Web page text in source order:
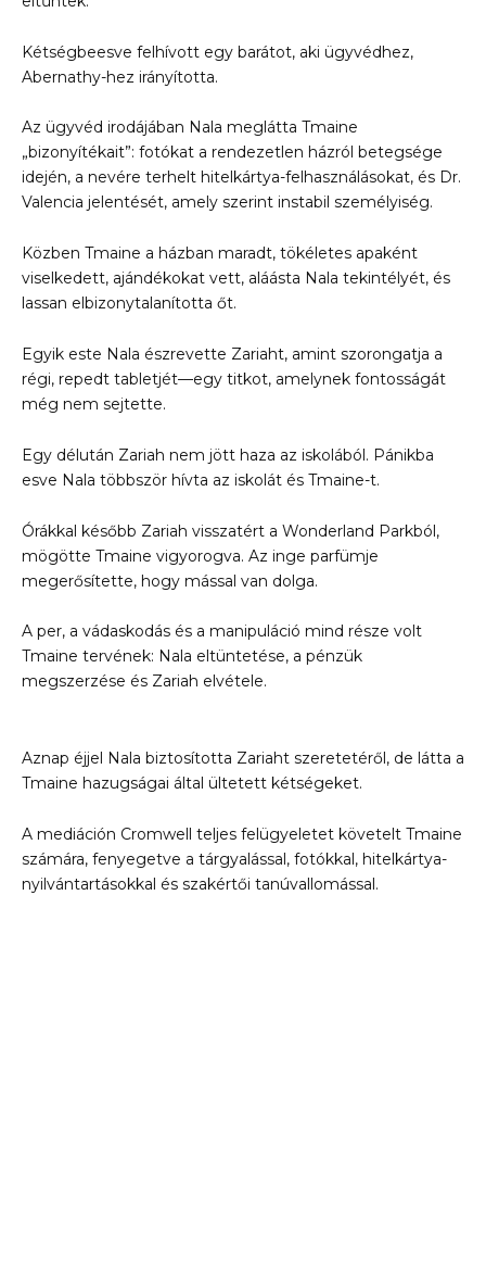
Kétségbeesve felhívott egy barátot, aki ügyvédhez,
Abernathy-hez irányította.
Az ügyvéd irodájában Nala meglátta Tmaine
„bizonyítékait”: fotókat a rendezetlen házról betegsége
idején, a nevére terhelt hitelkártya-felhasználásokat, és Dr.
Valencia jelentését, amely szerint instabil személyiség.
Közben Tmaine a házban maradt, tökéletes apaként
viselkedett, ajándékokat vett, aláásta Nala tekintélyét, és
lassan elbizonytalanította őt.
Egyik este Nala észrevette Zariaht, amint szorongatja a
régi, repedt tabletjét—egy titkot, amelynek fontosságát
még nem sejtette.
Egy délután Zariah nem jött haza az iskolából. Pánikba
esve Nala többször hívta az iskolát és Tmaine-t.
Órákkal később Zariah visszatért a Wonderland Parkból,
mögötte Tmaine vigyorogva. Az inge parfümje
megerősítette, hogy mással van dolga.
A per, a vádaskodás és a manipuláció mind része volt
Tmaine tervének: Nala eltüntetése, a pénzük
megszerzése és Zariah elvétele.
Aznap éjjel Nala biztosította Zariaht szeretetéről, de látta a
Tmaine hazugságai által ültetett kétségeket.
A mediáción Cromwell teljes felügyeletet követelt Tmaine
számára, fenyegetve a tárgyalással, fotókkal, hitelkártya-
nyilvántartásokkal és szakértői tanúvallomással.